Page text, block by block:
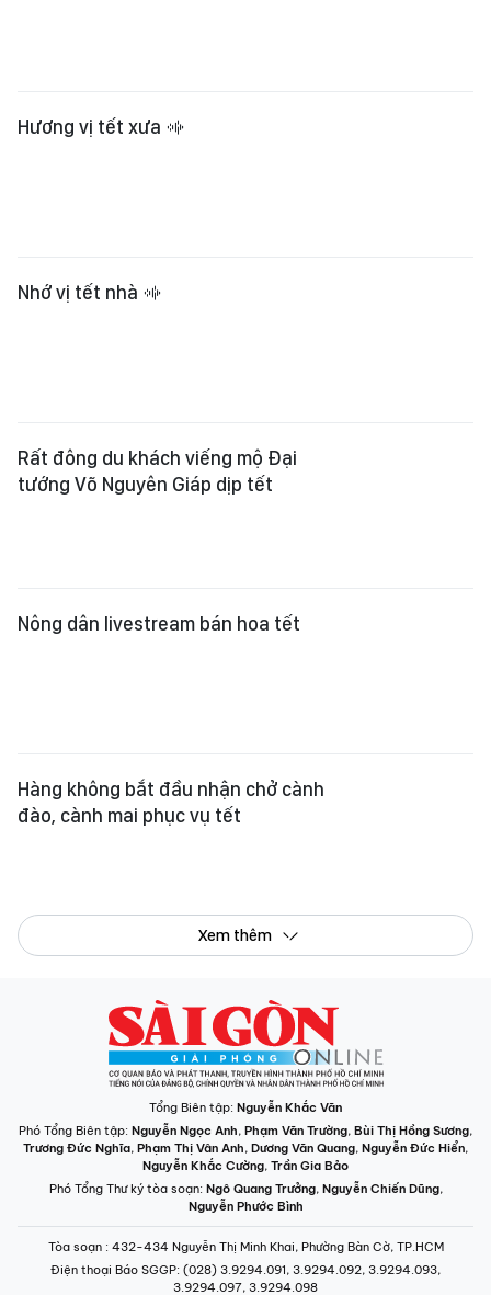
Hương vị tết xưa
Nhớ vị tết nhà
Rất đông du khách viếng mộ Đại
tướng Võ Nguyên Giáp dịp tết
Nông dân livestream bán hoa tết
Hàng không bắt đầu nhận chở cành
đào, cành mai phục vụ tết
Xem thêm
Tổng Biên tập: Nguyễn Khắc Văn
Phó Tổng Biên tập: Nguyễn Ngọc Anh, Phạm Văn Trường, Bùi Thị Hồng Sương,
Trương Đức Nghĩa, Phạm Thị Vân Anh, Dương Văn Quang, Nguyễn Đức Hiển,
Nguyễn Khắc Cường, Trần Gia Bảo
Phó Tổng Thư ký tòa soạn: Ngô Quang Trưởng, Nguyễn Chiến Dũng,
Nguyễn Phước Bình
Tòa soạn : 432-434 Nguyễn Thị Minh Khai, Phường Bàn Cờ, TP.HCM
Điện thoại Báo SGGP: (028) 3.9294.091, 3.9294.092, 3.9294.093,
3.9294.097, 3.9294.098